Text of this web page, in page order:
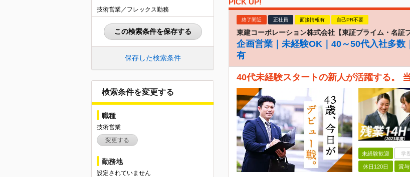
技術営業／フレックス勤務
この検索条件を保存する
保存した検索条件
検索条件を変更する
職種
技術営業
変更する
勤務地
設定されていません
PICK UP!
終了間近 正社員 面接情報有 自己PR不要
東建コーポレーション株式会社【東証プライム・名証
企画営業｜未経験OK｜40～50代入社多
有
40代未経験スタートの新人が活躍する。
未経験歓迎 学
休日120日 賞